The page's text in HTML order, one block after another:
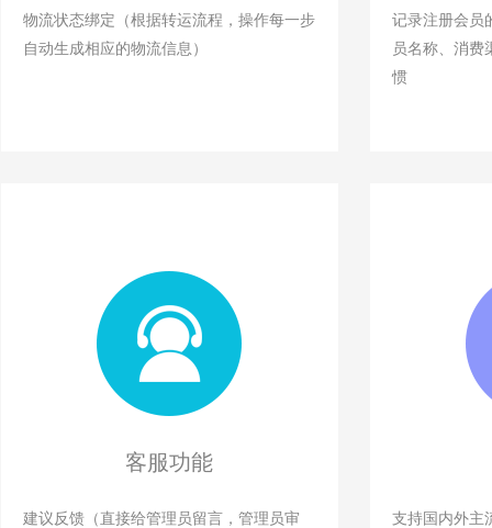
物流状态绑定（根据转运流程，操作每一步
自动生成相应的物流信息）
记录注册会员
员名称、消费
惯
客服功能
建议反馈（直接给管理员留言，管理员审
支持国内外主